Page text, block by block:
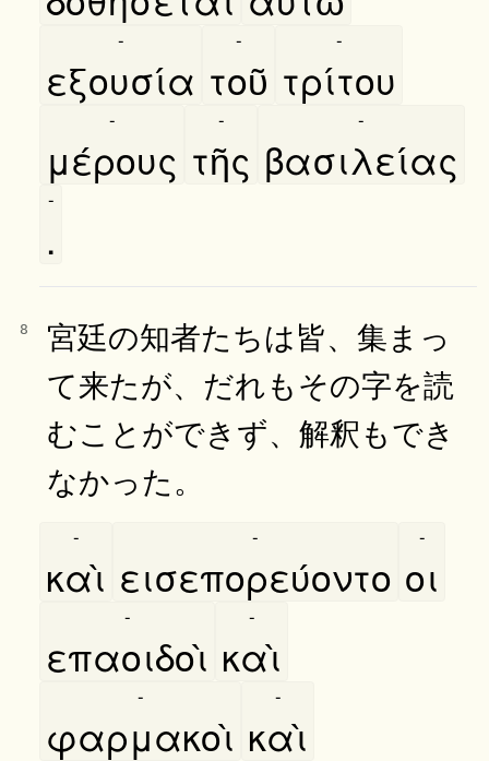
εξουσία
-
τοῦ
-
τρίτου
-
μέρους
-
τῆς
-
βασιλείας
-
.
-
8
宮廷の知者たちは皆、集まっ
て来たが、だれもその字を読
むことができず、解釈もでき
なかった。
καὶ
-
εισεπορεύοντο
-
οι
-
επαοιδοὶ
-
καὶ
-
φαρμακοὶ
-
καὶ
-